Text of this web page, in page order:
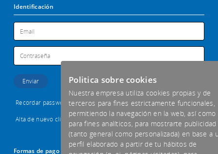
Identificación
Recordar password
Alta de nuevo cliente
Formas de pago aceptadas
Politica sobre cookies
Nuestra empresa utiliza cookies propias y de
terceros para fines estrictamente funcionales,
permitiendo la navegación en la web, así como
para fines analíticos, para mostrarte publicidad
(tanto general como personalizada) en base a
perfil elaborado a partir de tu hábitos de